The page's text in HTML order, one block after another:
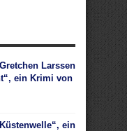
Larssen
ein Krimi von
ein